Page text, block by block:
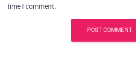
time I comment.